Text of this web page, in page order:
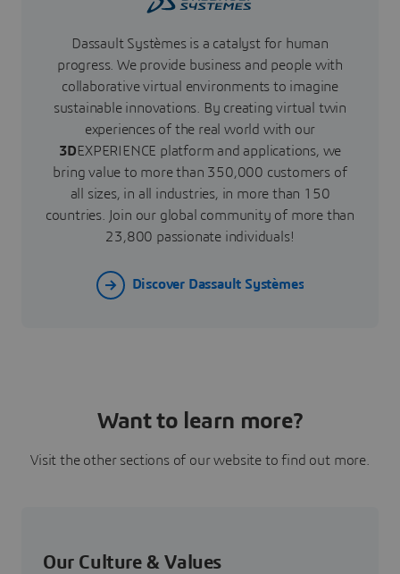
Dassault Systèmes is a catalyst for human
progress. We provide business and people with
collaborative virtual environments to imagine
sustainable innovations. By creating virtual twin
experiences of the real world with our
3DEXPERIENCE platform and applications, we
bring value to more than 350,000 customers of
all sizes, in all industries, in more than 150
countries. Join our global community of more than
23,800 passionate individuals!
Discover Dassault Systèmes
Want to learn more?
Visit the other sections of our website to find out more.
Our Culture & Values